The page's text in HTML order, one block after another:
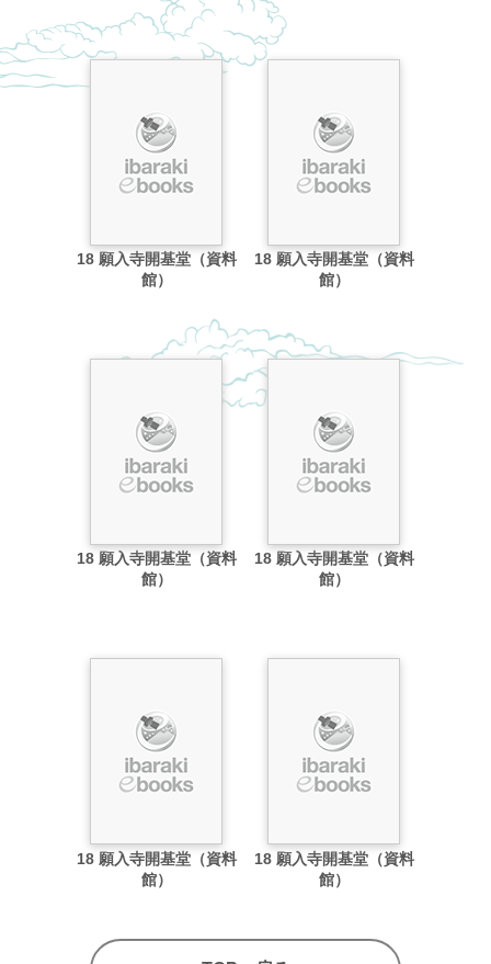
18 願入寺開基堂（資料
館）
18 願入寺開基堂（資料
館）
18 願入寺開基堂（資料
館）
18 願入寺開基堂（資料
館）
18 願入寺開基堂（資料
館）
18 願入寺開基堂（資料
館）